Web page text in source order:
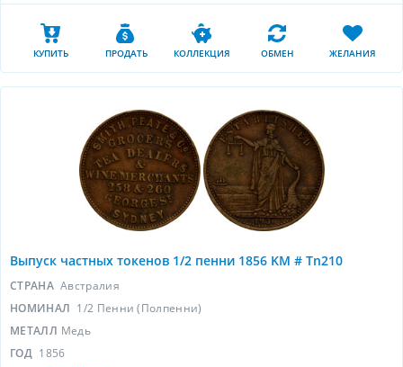
КУПИТЬ ПРОДАТЬ КОЛЛЕКЦИЯ ОБМЕН ЖЕЛАНИЯ
Выпуск частных токенов 1/2 пенни 1856 KM # Tn210
СТРАНА Австралия
НОМИНАЛ 1/2 Пенни (Полпенни)
МЕТАЛЛ Медь
ГОД 1856